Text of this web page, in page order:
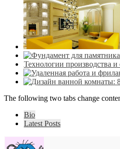
Технологии производства
The following two tabs change
Bio
Latest Posts